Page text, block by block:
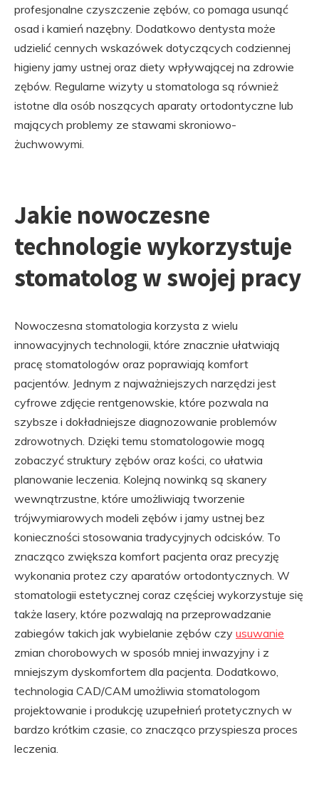
profesjonalne czyszczenie zębów, co pomaga usunąć
osad i kamień nazębny. Dodatkowo dentysta może
udzielić cennych wskazówek dotyczących codziennej
higieny jamy ustnej oraz diety wpływającej na zdrowie
zębów. Regularne wizyty u stomatologa są również
istotne dla osób noszących aparaty ortodontyczne lub
mających problemy ze stawami skroniowo-
żuchwowymi.
Jakie nowoczesne
technologie wykorzystuje
stomatolog w swojej pracy
Nowoczesna stomatologia korzysta z wielu
innowacyjnych technologii, które znacznie ułatwiają
pracę stomatologów oraz poprawiają komfort
pacjentów. Jednym z najważniejszych narzędzi jest
cyfrowe zdjęcie rentgenowskie, które pozwala na
szybsze i dokładniejsze diagnozowanie problemów
zdrowotnych. Dzięki temu stomatologowie mogą
zobaczyć struktury zębów oraz kości, co ułatwia
planowanie leczenia. Kolejną nowinką są skanery
wewnątrzustne, które umożliwiają tworzenie
trójwymiarowych modeli zębów i jamy ustnej bez
konieczności stosowania tradycyjnych odcisków. To
znacząco zwiększa komfort pacjenta oraz precyzję
wykonania protez czy aparatów ortodontycznych. W
stomatologii estetycznej coraz częściej wykorzystuje się
także lasery, które pozwalają na przeprowadzanie
zabiegów takich jak wybielanie zębów czy usuwanie
zmian chorobowych w sposób mniej inwazyjny i z
mniejszym dyskomfortem dla pacjenta. Dodatkowo,
technologia CAD/CAM umożliwia stomatologom
projektowanie i produkcję uzupełnień protetycznych w
bardzo krótkim czasie, co znacząco przyspiesza proces
leczenia.